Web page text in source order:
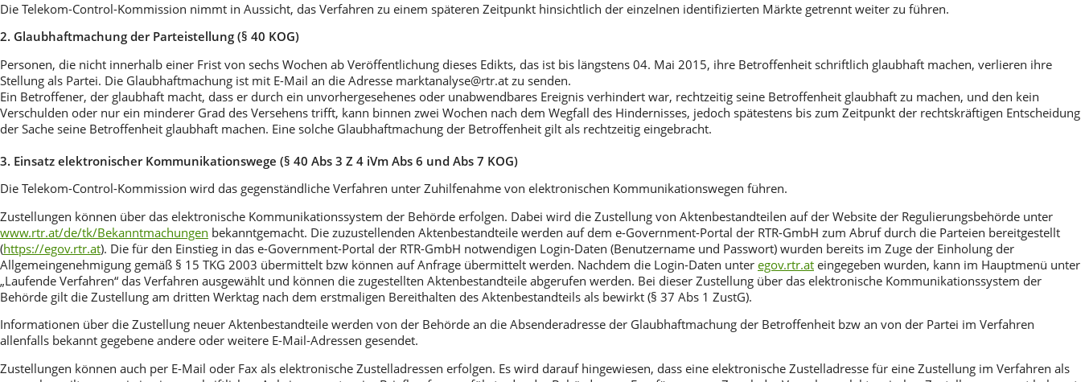
Die Telekom-Control-Kommission nimmt in Aussicht, das Verfahren zu einem späteren Zeitpunkt hinsichtlich der einzelnen identifizierten Märkte getrennt weiter zu führen.
2. Glaubhaftmachung der Parteistellung (§ 40 KOG)
Personen, die nicht innerhalb einer Frist von sechs Wochen ab Veröffentlichung dieses Edikts, das ist bis längstens 04. Mai 2015, ihre Betroffenheit schriftlich glaubhaft machen, verlieren ihre
Stellung als Partei. Die Glaubhaftmachung ist mit E-Mail an die Adresse marktanalyse@rtr.at zu senden.
Ein Betroffener, der glaubhaft macht, dass er durch ein unvorhergesehenes oder unabwendbares Ereignis verhindert war, rechtzeitig seine Betroffenheit glaubhaft zu machen, und den kein
Verschulden oder nur ein minderer Grad des Versehens trifft, kann binnen zwei Wochen nach dem Wegfall des Hindernisses, jedoch spätestens bis zum Zeitpunkt der rechtskräftigen Entscheidung
der Sache seine Betroffenheit glaubhaft machen. Eine solche Glaubhaftmachung der Betroffenheit gilt als rechtzeitig eingebracht.
3. Einsatz elektronischer Kommunikationswege (§ 40 Abs 3 Z 4 iVm Abs 6 und Abs 7 KOG)
Die Telekom-Control-Kommission wird das gegenständliche Verfahren unter Zuhilfenahme von elektronischen Kommunikationswegen führen.
Zustellungen können über das elektronische Kommunikationssystem der Behörde erfolgen. Dabei wird die Zustellung von Aktenbestandteilen auf der Website der Regulierungsbehörde unter
www.rtr.at/de/tk/Bekanntmachungen bekanntgemacht. Die zuzustellenden Aktenbestandteile werden auf dem e-Government-Portal der RTR-GmbH zum Abruf durch die Parteien bereitgestellt
(https://egov.rtr.at). Die für den Einstieg in das e-Government-Portal der RTR-GmbH notwendigen Login-Daten (Benutzername und Passwort) wurden bereits im Zuge der Einholung der
Allgemeingenehmigung gemäß § 15 TKG 2003 übermittelt bzw können auf Anfrage übermittelt werden. Nachdem die Login-Daten unter egov.rtr.at eingegeben wurden, kann im Hauptmenü unter
„Laufende Verfahren“ das Verfahren ausgewählt und können die zugestellten Aktenbestandteile abgerufen werden. Bei dieser Zustellung über das elektronische Kommunikationssystem der
Behörde gilt die Zustellung am dritten Werktag nach dem erstmaligen Bereithalten des Aktenbestandteils als bewirkt (§ 37 Abs 1 ZustG).
Informationen über die Zustellung neuer Aktenbestandteile werden von der Behörde an die Absenderadresse der Glaubhaftmachung der Betroffenheit bzw an von der Partei im Verfahren
allenfalls bekannt gegebene andere oder weitere E-Mail-Adressen gesendet.
Zustellungen können auch per E-Mail oder Fax als elektronische Zustelladressen erfolgen. Es wird darauf hingewiesen, dass eine elektronische Zustelladresse für eine Zustellung im Verfahren als